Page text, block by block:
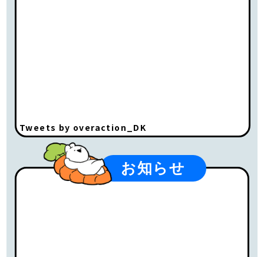
Tweets by overaction_DK
お知らせ